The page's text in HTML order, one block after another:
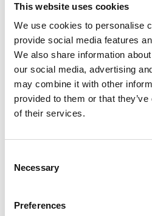
This website uses cookies
We use cookies to personalise
provide social media features
We also share information
our social media, advertising
may combine it with other
provided to them or that
of their services.
Selection
Necessary
Preferences
Camic e Soci
Italia